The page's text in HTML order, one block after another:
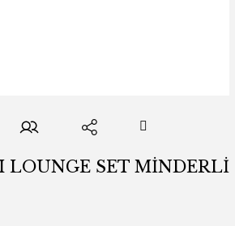
LOUNGE SET MİNDERLİ